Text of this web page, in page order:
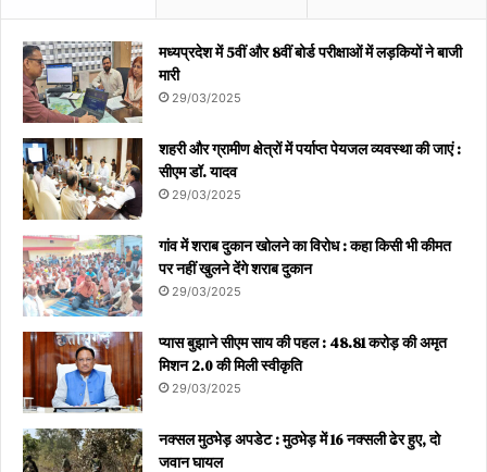
मध्यप्रदेश में 5वीं और 8वीं बोर्ड परीक्षाओं में लड़कियों ने बाजी
मारी
29/03/2025
शहरी और ग्रामीण क्षेत्रों में पर्याप्त पेयजल व्यवस्था की जाएं :
सीएम डॉ. यादव
29/03/2025
गांव में शराब दुकान खोलने का विरोध : कहा किसी भी कीमत
पर नहीं खुलने देंगे शराब दुकान
29/03/2025
प्यास बुझाने सीएम साय की पहल : 48.81 करोड़ की अमृत
मिशन 2.0 की मिली स्वीकृति
29/03/2025
नक्सल मुठभेड़ अपडेट : मुठभेड़ में 16 नक्सली ढेर हुए, दो
जवान घायल